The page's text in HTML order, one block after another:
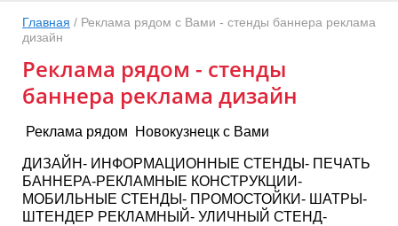
Главная / Реклама рядом с Вами - стенды баннера реклама
дизайн
Реклама рядом - стенды
баннера реклама дизайн
Реклама рядом Новокузнецк с Вами
ДИЗАЙН- ИНФОРМАЦИОННЫЕ СТЕНДЫ- ПЕЧАТЬ
БАННЕРА-РЕКЛАМНЫЕ КОНСТРУКЦИИ-
МОБИЛЬНЫЕ СТЕНДЫ- ПРОМОСТОЙКИ- ШАТРЫ-
ШТЕНДЕР РЕКЛАМНЫЙ- УЛИЧНЫЙ СТЕНД-